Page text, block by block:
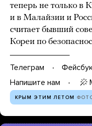
теперь не только в
и в Малайзии и
считает бывший
Кореи по
Телеграм
Напишите нам
КРЫМ ЭТИМ ЛЕТОМ